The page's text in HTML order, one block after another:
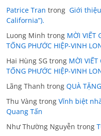
Patrice Tran trong Giới
California”).
Luong Minh trong MỜI VIẾT
TỐNG PHƯỚC HIỆP-VINH
Hai Hùng SG trong MỜI
TỐNG PHƯỚC HIỆP-VINH
Lãng Thanh trongQUÀ
Thu Vàng trongVĩnh biệt
Quang Tấn
Như Thường Nguyễn trong